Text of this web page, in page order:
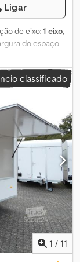
Ligar
de eixo:1 eixo,
do espaço
utilize o número
kg *
4 suportes
de ré e
painéis
branca, perfis
mm de
no sentido
para
de 39 € (bruto)
será
de um
Por
este veículo
classificado
1 / 11